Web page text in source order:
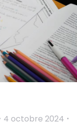
4 octobre 2024